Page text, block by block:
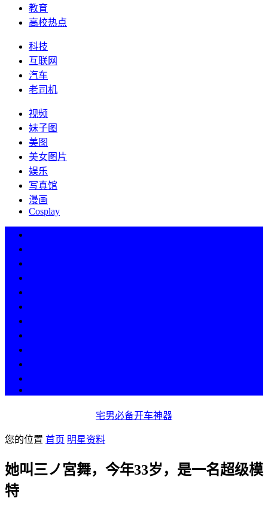
教育
高校热点
科技
互联网
汽车
老司机
视频
妹子图
美图
美女图片
娱乐
写真馆
漫画
Cosplay
宅男必备开车神器
您的位置 首页 明星资料
她叫三ノ宮舞，今年33岁，是一名超级模
特